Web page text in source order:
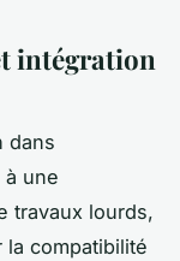
intégration
dans
à une
travaux lourds,
compatibilité